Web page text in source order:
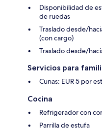
Disponibilidad de
de ruedas
Traslado desde/
(con cargo)
Traslado desde/
Servicios para
Cunas: EUR 5 por
Cocina
Refrigerador con
Parrilla de estufa